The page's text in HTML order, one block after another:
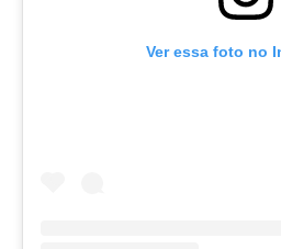
Ver essa foto no